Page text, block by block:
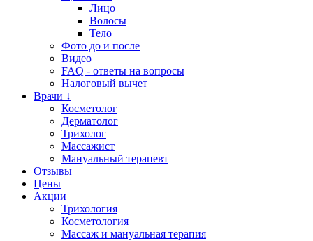
Лицо
Волосы
Тело
Фото до и после
Видео
FAQ - ответы на вопросы
Налоговый вычет
Врачи ↓
Косметолог
Дерматолог
Трихолог
Массажист
Мануальный терапевт
Отзывы
Цены
Акции
Трихология
Косметология
Массаж и мануальная терапия